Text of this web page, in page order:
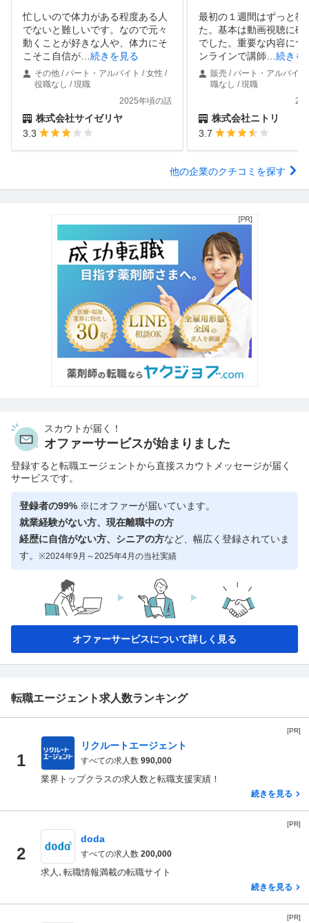
忙しいので体力がある程度ある人
でないと難しいです。なので元々
動くことが好きな人や、体力にそ
こそこ自信が
続きを見る
その他 / パート・アルバイト / 女性 /
役職なし / 現職
2025年頃の話
株式会社サイゼリヤ
3.3
最初の１週間はずっと教
た。基本は動画視聴に確
でした。重要な内容につ
ンラインで講師
続きを
販売 / パート・アルバイ
職なし / 現職
株式会社ニトリ
3.7
他の企業のクチコミを探す
スカウトが届く！
オファーサービスが始まりました
登録すると転職エージェントから直接スカウトメッセージが届く
サービスです。
登録者の99% ※にオファーが届いています。
就業経験がない方、現在離職中の方
経歴に自信がない方、シニアの方など、幅広く登録されていま
す。 ※2024年9月～2025年4月の当社実績
オファーサービスについて詳しく見る
転職エージェント求人数ランキング
[PR]
1
リクルートエージェント
すべての求人数 990,000
業界トップクラスの求人数と転職支援実績！
続きを見る
[PR]
2
doda
すべての求人数 200,000
求人､転職情報満載の転職サイト
続きを見る
[PR]